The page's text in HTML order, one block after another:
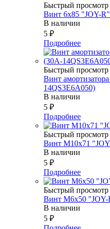
Быстрый просмотр
Винт 6х85 "JOY-
В наличии
5 ₽
Подробнее
Быстрый просмотр
Винт
14QS3E6A050)
В наличии
5 ₽
Подробнее
Быстрый просмотр
Винт М10х71
В наличии
5 ₽
Подробнее
Быстрый просмотр
Винт М6х50 "JOY-
В наличии
5 ₽